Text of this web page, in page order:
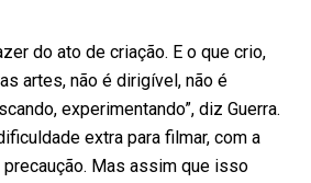
do ato de criação. E o que crio,
artes, não é dirigível, não é
experimentando”, diz Guerra.
extra para filmar, com a
Mas assim que isso